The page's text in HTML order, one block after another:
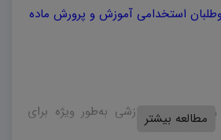
استخدامی آموزش و پرورش ماده
پست‌های آموزشی به‌طور ویژه برای
مطالعه بیشتر